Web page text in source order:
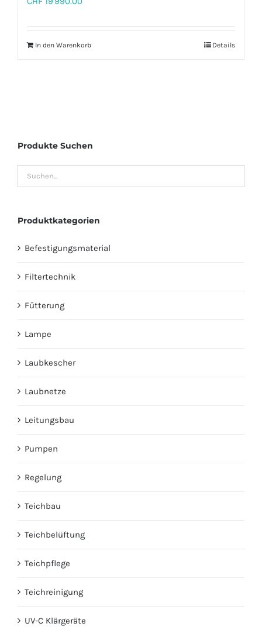
In den Warenkorb Details
Produkte Suchen
Produktkategorien
Befestigungsmaterial
Filtertechnik
Fütterung
Lampe
Laubkescher
Laubnetze
Leitungsbau
Pumpen
Regelung
Teichbau
Teichbelüftung
Teichpflege
Teichreinigung
UV-C Klärgeräte